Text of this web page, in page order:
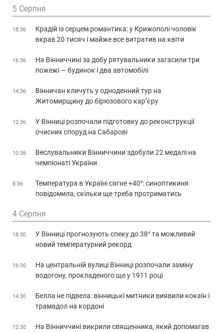
5 Серпня
18:36
Крадій із серцем романтика: у Крижополі чоловік
вкрав 20 тисяч і майже все витратив на квіти
16:36
На Вінниччині за добу рятувальники загасили три
пожежі — будинок і два автомобілі
14:36
Вінничан кличуть у одноденний тур на
Житомирщину до бірюзового кар’єру
12:36
У Вінниці розпочали підготовку до реконструкції
очисних споруд на Сабарові
10:36
Веслувальники Вінниччини здобули 22 медалі на
чемпіонаті України
8:36
Температура в Україні сягне +40°: синоптикиня
повідомила, скільки ще треба протриматись
4 Серпня
18:30
У Вінниці прогнозують спеку до 38° та можливий
новий температурний рекорд
16:30
На центральній вулиці Вінниці розпочали заміну
водогону, прокладеного ще у 1911 році
14:30
Белла не підвела: вінницькі митники виявили кокаїн і
трамадол на кордоні
12:30
На Вінниччині викрили священника, який допомагав